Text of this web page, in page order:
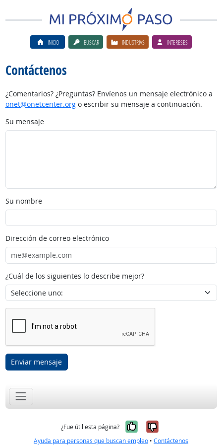
INICIO BUSCAR INDUSTRIAS INTERESES
Contáctenos
¿Comentarios? ¿Preguntas? Envíenos un mensaje electrónico a
onet@onetcenter.orgo escribir su mensaje a continuación.
Su mensaje
Su nombre
Dirección de correo electrónico
¿Cuál de los siguientes lo describe mejor?
Enviar mensaje
¿Fue útil esta página? Sí, fue útil
No, no fue
Ayuda para personas que buscan empleo • Contáctenos